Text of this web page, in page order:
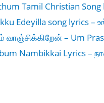
Tamil Christian Song
Edeyilla song lyrics –
வாஞ்சிக்கிறேன் – Um
Nambikkai Lyrics –